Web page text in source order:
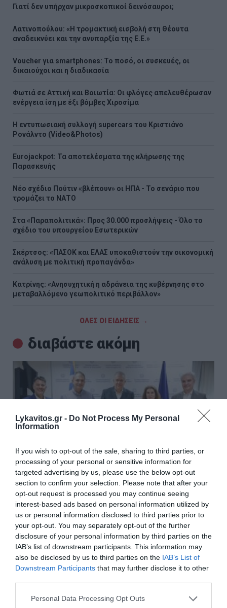
Lykavitos.gr - Do Not Process My Personal
Information
If you wish to opt-out of the sale, sharing to third parties, or
processing of your personal or sensitive information for
targeted advertising by us, please use the below opt-out
section to confirm your selection. Please note that after your
opt-out request is processed you may continue seeing
interest-based ads based on personal information utilized by
us or personal information disclosed to third parties prior to
your opt-out. You may separately opt-out of the further
disclosure of your personal information by third parties on the
IAB’s list of downstream participants. This information may
also be disclosed by us to third parties on the IAB’s List of
Downstream Participants that may further disclose it to other
Please note that this website/app uses one or more Google
Personal Data Processing Opt Outs
Γιατί δεν υπήρχαν μικροσκοπικοί δεινόσαυροι;
Λατινοπούλου: «Η τρομακτική εισβολή στη Θέουτα
αναδεικνύει και την ανυπαρξία της Ε.Ε.»
Voucher για smartphones: Το ποσό, οι συσκευές, οι
δικαιούχοι και η διαδικασία
Φωτιά σε Αττική και Βοιωτία: Οι φλόγες απελευθέρωσαν
ενέργεια ίση με έξι βόμβες Χιροσίμα
H εντυπωσιακή συλλογή supercars του Κριστιάνο
Ρονάλντο (Video&Photos)
Eurojackpot: Τα αποτελέσματα της κλήρωσης της
Παρασκευής
Νέο σχέδιο Πούτιν «βλέπουν» οι ΗΠΑ - Το σενάριο που
τρομάζει το ΝΑΤΟ
Στα «Παραπολιτικά»: Προς 30.000 προσλήψεις - Όλο το
σχέδιο του υπουργείου Εσωτερικών
Σκέρτσος: «ΠΑΣΟΚ και ΕΛΑΣ υποκαθιστούν την οικονομική
ανάλυση με πολιτική προπαγάνδα»
Κατρίνης: «Ανησυχητική η αδράνεια της κυβέρνησης στο
μεταβαλλόμενο γεωπολιτικό περιβάλλον»
ΟΛΕΣ ΟΙ ΕΙΔΗΣΕΙΣ →
διαβάστε ακόμη
Θεοδωρικάκος: «Στηρίζουμε με πράξεις την
έρευνα και την καινοτομία»
«Στο ΕΠΑ του υπουργείου Ανάπτυξης η χρηματοδότηση
του ΕΛΙΔΕΚ», τόνισε ο υπουργός Ανάπτυξης.
05 Αυγούστου 2026